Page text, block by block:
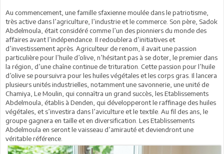
Au commencement, une famille sfaxienne moulée dans le patriotisme,
très active dans l’agriculture, l’industrie et le commerce. Son père, Sadok
Abdelmoula, était considéré comme l’un des pionniers du monde des
affaires avant l’indépendance. Il redoublera d’initiatives et
d’investissement après. Agriculteur de renom, il avait une passion
particulière pour l’huile d’olive, n’hésitant pas à se doter, le premier dans
la région, d’une chaîne continue de trituration. Cette passion pour l’huile
d’olive se poursuivra pour les huiles végétales et les corps gras. Il lancera
plusieurs unités industrielles, notamment une savonnerie, une unité de
Chamiya, Le Moulin, qui connaîtra un grand succès, les Etablissements
Abdelmoula, établis à Denden, qui développeront le raffinage des huiles
végétales, et s’investira dans l’aviculture et le textile. Au fil des ans, le
groupe gagnera en taille et en diversification. Les Etablissements
Abdelmoula en seront le vaisseau d’amirauté et deviendront une
véritable référence.